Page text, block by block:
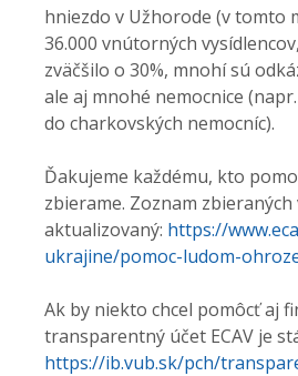
hniezdo v Užhorode (v tomto
36.000 vnútorných
zväčšilo o 30%, mnohí sú
ale aj mnohé nemocnice
do charkovských nemocníc).
Ďakujeme každému, kto
zbierame. Zoznam zbieraných
aktualizovaný: https://
ukrajine/pomoc-ludom-
Ak by niekto chcel pomôcť aj
transparentný účet ECAV je
https://ib.vub.sk/pch/